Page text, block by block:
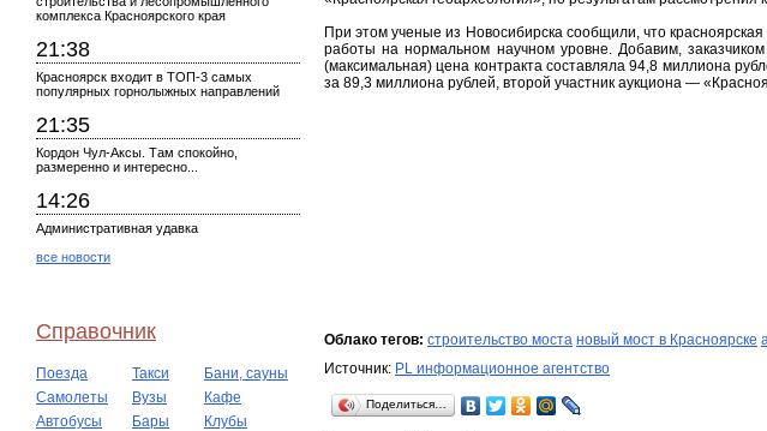
комплекса Красноярского края
21:38
Красноярск входит в ТОП-3 самых
популярных горнолыжных направлений
21:35
Кордон Чул-Аксы. Там спокойно,
размеренно и интересно...
14:26
Административная удавка
все новости
Справочник
Поезда Такси
Бани, сауны
Самолеты
Вузы
Кафе
Автобусы
Бары Клубы
При этом ученые из Новосибирска сообщили, что
работы на нормальном научном уровне. Добавим,
(максимальная) цена контракта составляла 94,8 миллиона
за 89,3 миллиона рублей, второй участник аукциона —
Облако тегов: строительство моста новый мост в Красноярске
Источник: PL информационное агентство
Поделиться…